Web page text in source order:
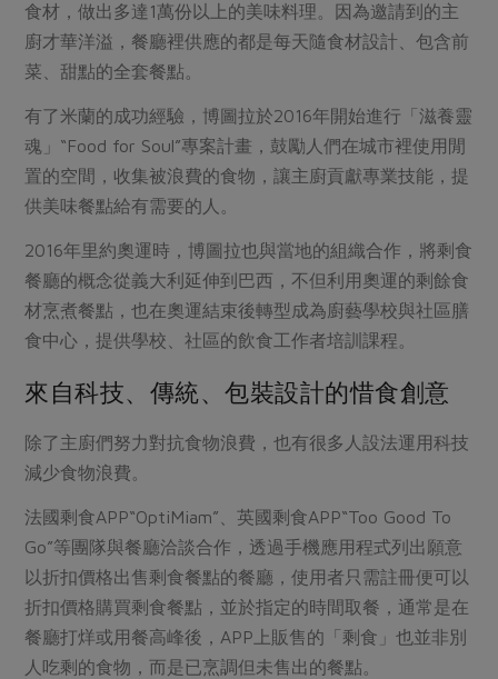
食材，做出多達1萬份以上的美味料理。因為邀請到的主
廚才華洋溢，餐廳裡供應的都是每天隨食材設計、包含前
菜、甜點的全套餐點。
有了米蘭的成功經驗，博圖拉於2016年開始進行「滋養靈
魂」“Food for Soul”專案計畫，鼓勵人們在城市裡使用閒
置的空間，收集被浪費的食物，讓主廚貢獻專業技能，提
供美味餐點給有需要的人。
2016年里約奧運時，博圖拉也與當地的組織合作，將剩食
餐廳的概念從義大利延伸到巴西，不但利用奧運的剩餘食
材烹煮餐點，也在奧運結束後轉型成為廚藝學校與社區膳
食中心，提供學校、社區的飲食工作者培訓課程。
來自科技、傳統、包裝設計的惜食創意
除了主廚們努力對抗食物浪費，也有很多人設法運用科技
減少食物浪費。
法國剩食APP“OptiMiam”、英國剩食APP“Too Good To
Go”等團隊與餐廳洽談合作，透過手機應用程式列出願意
以折扣價格出售剩食餐點的餐廳，使用者只需註冊便可以
折扣價格購買剩食餐點，並於指定的時間取餐，通常是在
餐廳打烊或用餐高峰後，APP上販售的「剩食」也並非別
人吃剩的食物，而是已烹調但未售出的餐點。